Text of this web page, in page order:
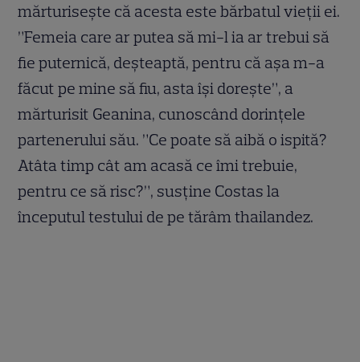
mărturisește că acesta este bărbatul vieții ei.
”Femeia care ar putea să mi-l ia ar trebui să
fie puternică, deșteaptă, pentru că așa m-a
făcut pe mine să fiu, asta își dorește”, a
mărturisit Geanina, cunoscând dorințele
partenerului său. ”Ce poate să aibă o ispită?
Atâta timp cât am acasă ce îmi trebuie,
pentru ce să risc?”, susține Costas la
începutul testului de pe tărâm thailandez.